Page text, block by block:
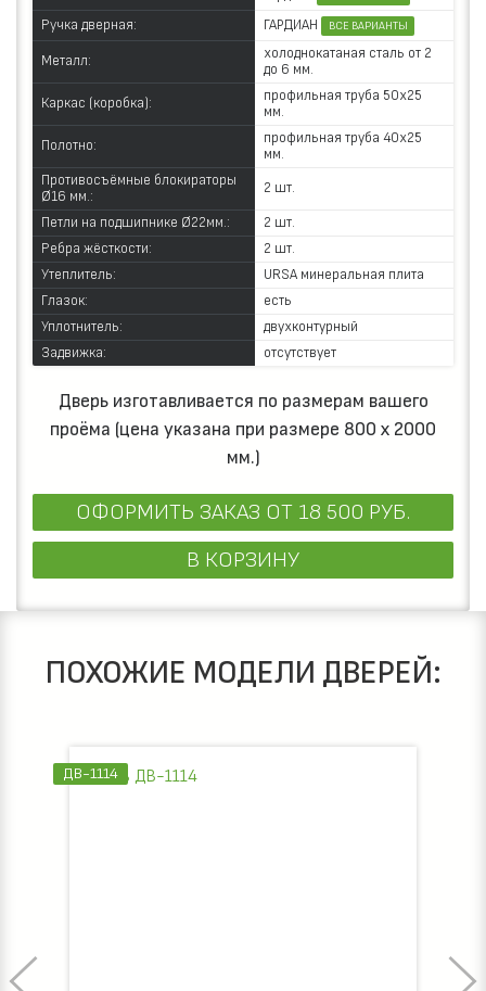
Ручка дверная: ГАРДИАН ВСЕ ВАРИАНТЫ
Металл:
холоднокатаная сталь от 2
до 6 мм.
Каркас (коробка):
профильная труба 50х25
мм.
Полотно:
профильная труба 40х25
мм.
Противосъёмные блокираторы
Ø16 мм.:
2 шт.
Петли на подшипнике Ø22мм.:
2 шт.
Ребра жёсткости:
2 шт.
Утеплитель:
URSA минеральная плита
Глазок:
есть
Уплотнитель:
двухконтурный
Задвижка:
отсутствует
Дверь изготавливается по размерам вашего
проёма (цена указана при размере 800 х 2000
мм.)
ОФОРМИТЬ ЗАКАЗ ОТ 18 500 РУБ.
В КОРЗИНУ
ПОХОЖИЕ МОДЕЛИ ДВЕРЕЙ:
ДВ-1114